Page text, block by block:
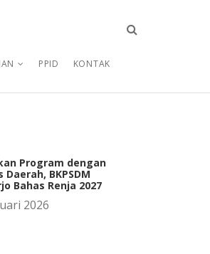
PPID KONTAK
Program dengan
BKPSDM
Bahas Renja 2027
2026